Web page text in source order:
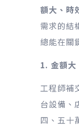
額大、時
需求的結
總能在關
1. 金額大
工程師補
台設備、
四、五十